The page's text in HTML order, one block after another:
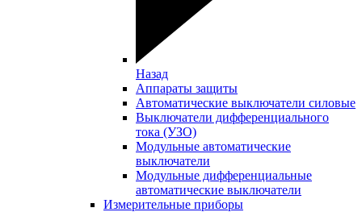
Назад
Аппараты защиты
Автоматические выключатели силовые
Выключатели дифференциального
тока (УЗО)
Модульные автоматические
выключатели
Модульные дифференциальные
автоматические выключатели
Измерительные приборы